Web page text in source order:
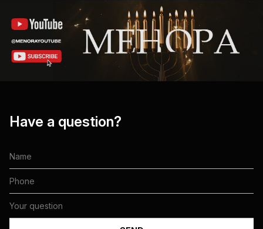
Have a question?